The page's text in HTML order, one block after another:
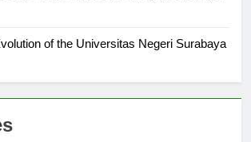
of the Universitas Negeri Surabaya
of the Universitas Negeri Surabaya